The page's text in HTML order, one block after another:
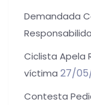
Demandada
Ciclista Apela
víctima 27/
Contesta